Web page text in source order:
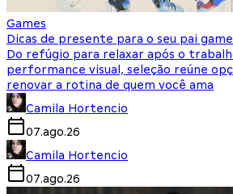
Games
Dicas de presente para o seu pai
Do refúgio para relaxar após o
performance visual, seleção reúne
renovar a rotina de quem você ama
Camila Hortencio
07.ago.26
Camila Hortencio
07.ago.26